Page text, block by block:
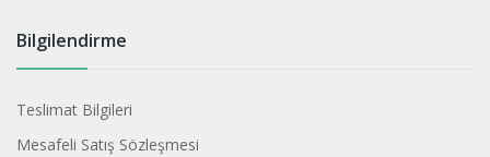
Bilgilendirme
Teslimat Bilgileri
Mesafeli Satış Sözleşmesi